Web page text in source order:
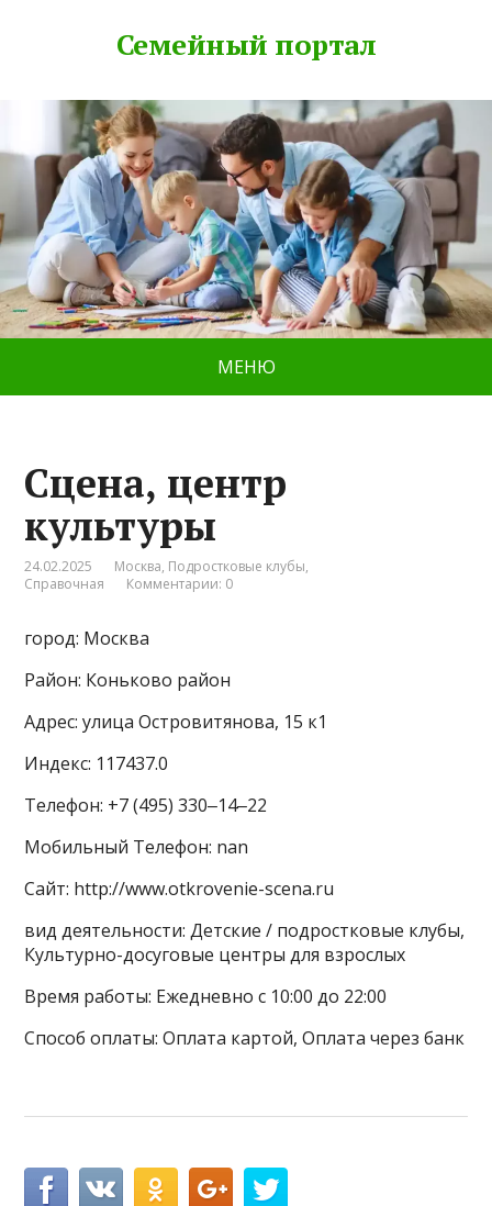
Семейный портал
МЕНЮ
Сцена, центр
культуры
24.02.2025 Москва, Подростковые клубы,
Справочная
Комментарии: 0
город: Москва
Район: Коньково район
Адрес: улица Островитянова, 15 к1
Индекс: 117437.0
Телефон: +7 (495) 330‒14‒22
Мобильный Телефон: nan
Сайт: http://www.otkrovenie-scena.ru
вид деятельности: Детские / подростковые клубы,
Культурно-досуговые центры для взрослых
Время работы: Ежедневно с 10:00 до 22:00
Способ оплаты: Оплата картой, Оплата через банк